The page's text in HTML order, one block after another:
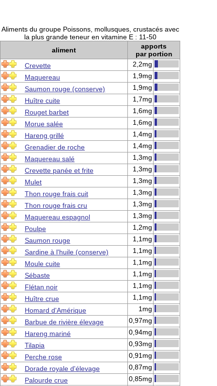
Aliments du groupe Poissons, mollusques, crustacés avec
la plus grande teneur en vitamine E : 11-50
aliment
apports
par portion
Crevette
2,2mg
Maquereau
1,9mg
Saumon rouge (conserve)
1,9mg
Huître cuite
1,7mg
Rouget barbet
1,6mg
Morue salée
1,6mg
Hareng grillé
1,4mg
Grenadier de roche
1,4mg
Maquereau salé
1,3mg
Crevette panée et frite
1,3mg
Mulet
1,3mg
Thon rouge frais cuit
1,3mg
Thon rouge frais cru
1,3mg
Maquereau espagnol
1,3mg
Poulpe
1,2mg
Saumon rouge
1,1mg
Sardine à l'huile (conserve)
1,1mg
Moule cuite
1,1mg
Sébaste
1,1mg
Flétan noir
1,1mg
Huître crue
1,1mg
Homard d'Amérique
1mg
Barbue de rivière élevage
0,97mg
Hareng mariné
0,94mg
Tilapia
0,93mg
Perche rose
0,91mg
Dorade royale d'élevage
0,87mg
Palourde crue
0,85mg